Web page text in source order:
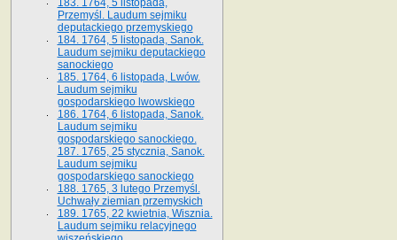
183. 1764, 5 listopada,
Przemyśl. Laudum sejmiku
deputackiego przemyskiego
184. 1764, 5 listopada, Sanok.
Laudum sejmiku deputackiego
sanockiego
185. 1764, 6 listopada, Lwów.
Laudum sejmiku
gospodarskiego lwowskiego
186. 1764, 6 listopada, Sanok.
Laudum sejmiku
gospodarskiego sanockiego.
187. 1765, 25 stycznia, Sanok.
Laudum sejmiku
gospodarskiego sanockiego
188. 1765, 3 lutego Przemyśl.
Uchwały ziemian przemyskich
189. 1765, 22 kwietnia, Wisznia.
Laudum sejmiku relacyjnego